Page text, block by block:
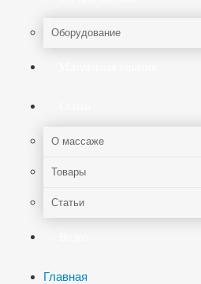
Оборудование
О массаже
Товары
Статьи
Главная